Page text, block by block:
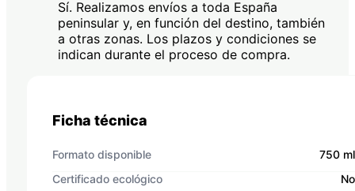
Sí. Realizamos envíos a toda España
peninsular y, en función del destino, también
a otras zonas. Los plazos y condiciones se
indican durante el proceso de compra.
Ficha técnica
Formato disponible
750 ml
Certificado ecológico
No